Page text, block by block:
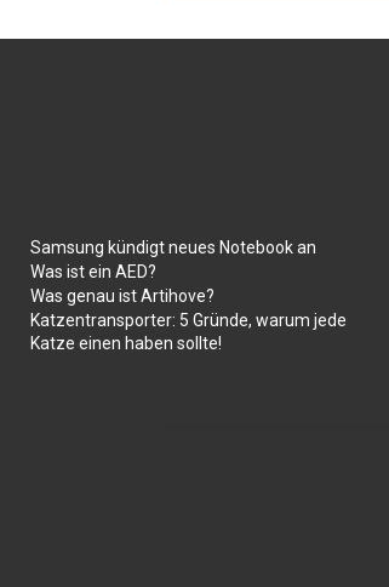
Samsung kündigt neues Notebook an
Was ist ein AED?
Was genau ist Artihove?
Katzentransporter: 5 Gründe, warum jede
Katze einen haben sollte!